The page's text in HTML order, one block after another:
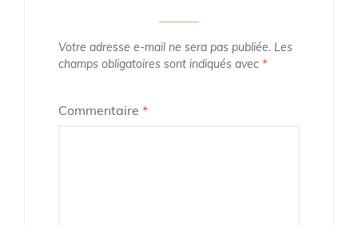
Votre adresse e-mail ne sera pas publiée. Les
champs obligatoires sont indiqués avec *
Commentaire *